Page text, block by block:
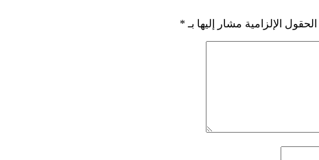
الحقول الإلزامية مشار إليها بـ *